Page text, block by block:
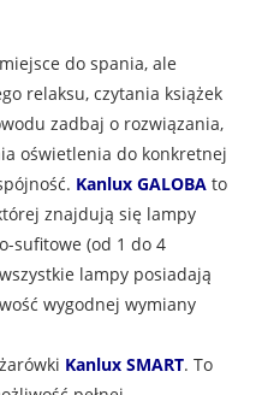
do spania, ale
relaksu, czytania książek
zadbaj o rozwiązania,
oświetlenia do konkretnej
Kanlux GALOBA to
znajdują się lampy
sufitowe (od 1 do 4
lampy posiadają
wygodnej wymiany
Kanlux SMART. To